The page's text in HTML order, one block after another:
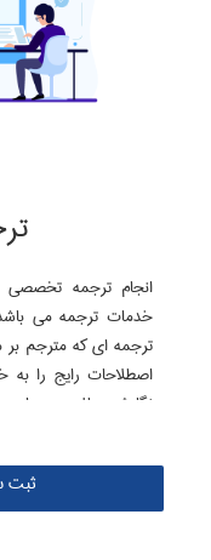
انجام ترجمه تخصصی
خدمات ترجمه می
ترجمه ای که مترجم بر
اصطلاحات رایج را به
نگارش مطلوب و روان
نیست؛ اما سایت
مترجمان برای هر
فراهم نموده است.
توسط مترجمان همان
ثبت